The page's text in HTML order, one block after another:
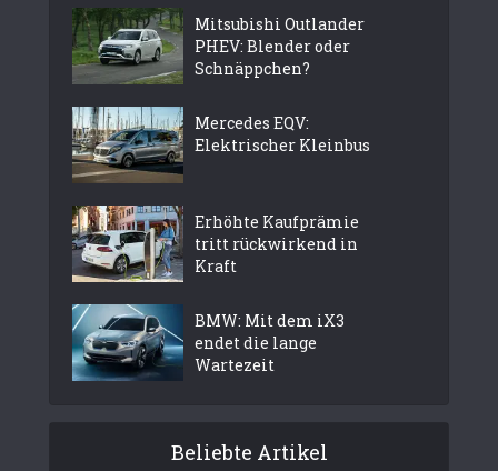
Mitsubishi Outlander
PHEV: Blender oder
Schnäppchen?
Mercedes EQV:
Elektrischer Kleinbus
Erhöhte Kaufprämie
tritt rückwirkend in
Kraft
BMW: Mit dem iX3
endet die lange
Wartezeit
Beliebte Artikel